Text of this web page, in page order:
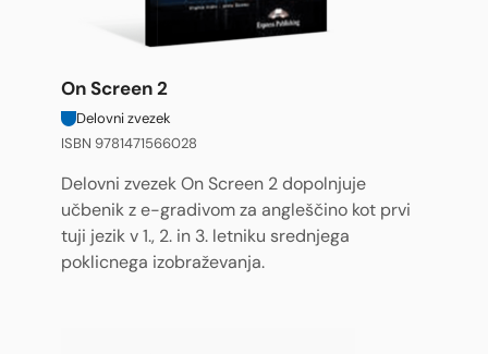
On Screen 2
Delovni zvezek
ISBN 9781471566028
Delovni zvezek On Screen 2 dopolnjuje
učbenik z e-gradivom za angleščino kot prvi
tuji jezik v 1., 2. in 3. letniku srednjega
poklicnega izobraževanja.